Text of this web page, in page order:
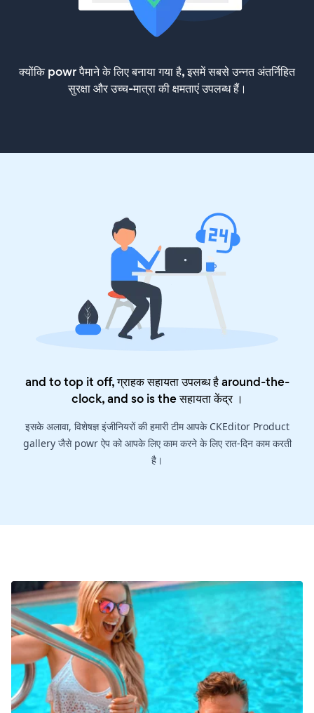
क्योंकि powr पैमाने के लिए बनाया गया है, इसमें सबसे उन्नत अंतर्निहित
सुरक्षा और उच्च-मात्रा की क्षमताएं उपलब्ध हैं।
and to top it off, ग्राहक सहायता उपलब्ध है around-the-
clock, and so is theसहायता केंद्र।
इसके अलावा, विशेषज्ञ इंजीनियरों की हमारी टीम आपके CKEditor Product
gallery जैसे powr ऐप को आपके लिए काम करने के लिए रात-दिन काम करती
है।